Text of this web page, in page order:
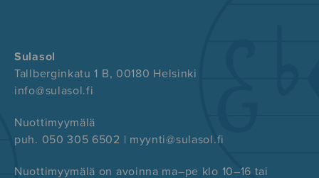
Sulasol
Tallberginkatu 1 B, 00180 Helsinki
info@sulasol.fi
Nuottimyymälä
puh. 050 305 6502 | myynti@sulasol.fi
Nuottimyymälä on avoinna ma–pe klo 10–16 tai